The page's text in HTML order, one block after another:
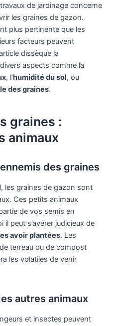
de jardinage concerne
les graines de gazon.
plus pertinente que les
facteurs peuvent
dissèque la
aspects comme la
, l’humidité du sol, ou
des graines.
graines :
animaux
des graines
les graines de gazon sont
Ces petits animaux
de vos semis en
il peut s’avérer judicieux de
avoir plantées. Les
terreau ou de compost
les volatiles de venir
autres animaux
et insectes peuvent